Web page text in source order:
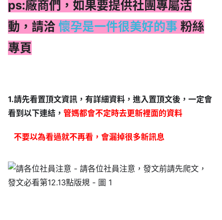
ps:廠商們，如果要提供社團專屬活
動，請洽 懷孕是一件很美好的事 粉絲
專頁
1.請先看置頂文資訊，有詳細資料，進入置頂文後，一定會
看到以下連結， 管媽都會不定時去更新裡面的資料
不要以為看過就不再看，會漏掉很多新訊息